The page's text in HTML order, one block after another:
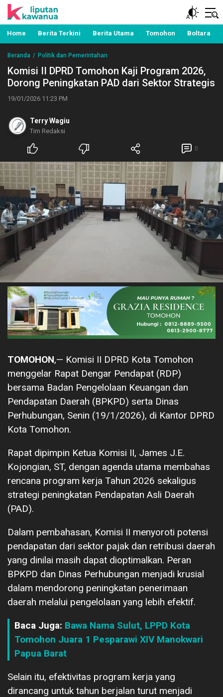
Liputan Kawanua
Berita Manado, Sulawesi Utara, Kawanua, Politik,
Pemerintahan, Hukum Kriminal dan Nasional
Home Berita Terkini Berita Utama Tomohon Boltara
Beranda Politik dan Pemerintahan
Komisi II DPRD Tomohon Kaji Program 2026,
Dorong Peningkatan PAD dari Sektor Strategis
19/01/2026 11:23 PM
Terry Wagiu
Tim Redaksi
0
TOMOHON,— Komisi II DPRD Kota Tomohon
menggelar Rapat Dengar Pendapat (RDP)
bersama Badan Pengelolaan Keuangan dan
Pendapatan Daerah (BPKPD) serta Dinas
Perhubungan, Senin (19/1/2026), di Kantor DPRD
Kota Tomohon.
Rapat dipimpin Ketua Komisi II, James J.E.
Kojongian, ST, dengan agenda utama membahas
rencana program kerja Tahun 2026 sekaligus
strategi peningkatan Pendapatan Asli Daerah
(PAD).
Dalam pembahasan, Komisi II menyoroti potensi
pendapatan dari sektor pajak dan retribusi daerah
yang dinilai masih dapat dioptimalkan. Peran
BPKPD dan Dinas Perhubungan menjadi krusial
dalam mendorong peningkatan penerimaan
daerah melalui pengelolaan yang lebih efektif.
Baca Juga: Bawa Nama Sulut, LPPD Kota
Tomohon Juara 1 Pesparawi XIV Manokwari
Papua Barat
Selain itu, efektivitas program kerja yang
dirancang untuk tahun berjalan turut menjadi